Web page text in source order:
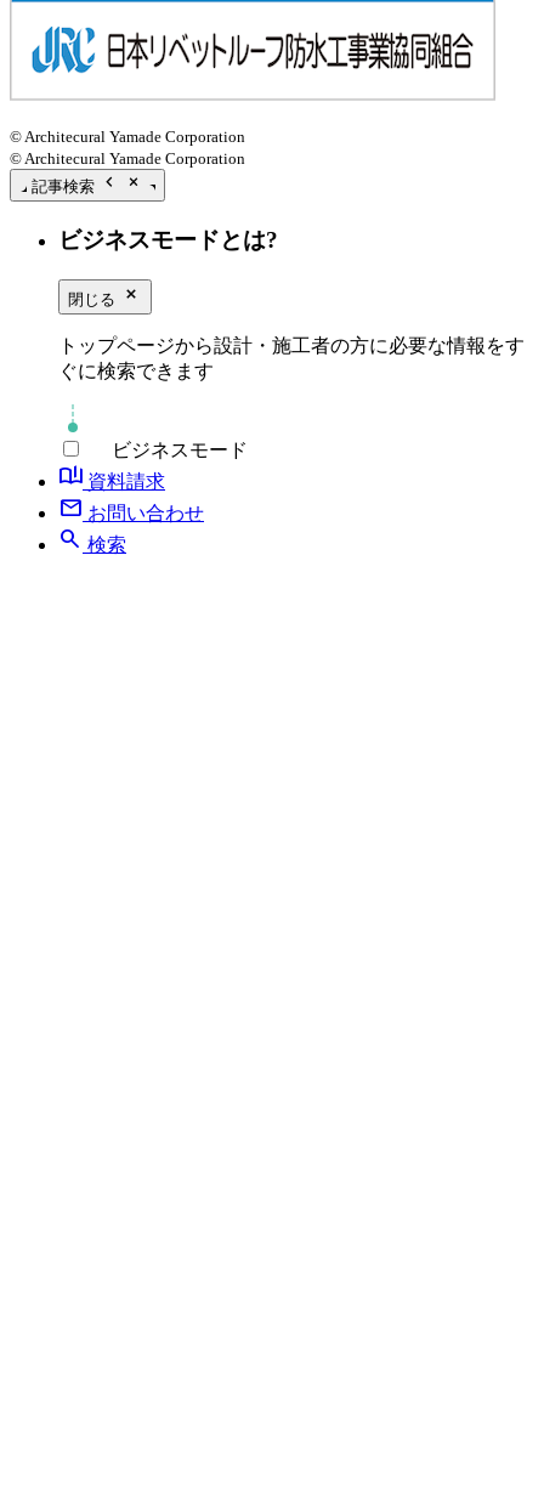
© Architecural Yamade Corporation
© Architecural Yamade Corporation
記事検索 chevron_left close_small
ビジネスモードとは?
閉じる close_small
トップページから設計・施工者の方に必要な情報をす
ぐに検索できます
ビジネスモード
book_ribbon 資料請求
mail お問い合わせ
search 検索